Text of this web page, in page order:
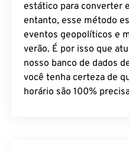
estático para converter
entanto, esse método
eventos geopolíticos e
verão. É por isso que
nosso banco de dados
você tenha certeza de
horário são 100%